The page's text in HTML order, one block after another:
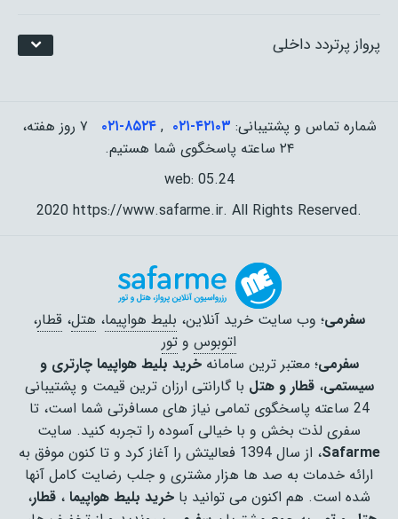
پرواز پرتردد داخلی
شماره تماس و پشتیبانی: ۰۲۱-۴٢١٠٣ ,۰۲۱-۸۵۲۴
۷ روز هفته،
۲۴ ساعته پاسخگوی شما هستیم.
web: 05.24
2020 https://www.safarme.ir. All Rights Reserved.
سفرمی؛ وب سایت خرید آنلاین، بلیط هواپیما، هتل، قطار،
اتوبوس و تور
سفرمی؛ معتبر ترین سامانهخرید بلیط هواپیما چارتری و
سیستمی،قطار و هتل با گارانتی ارزان ترین قیمت و پشتیبانی
24 ساعته پاسخگوی تمامی نیاز های مسافرتی شما است، تا
سفری لذت بخش و با خیالی آسوده را تجربه کنید. سایت
Safarme
، از سال 1394 فعالیتش را آغاز کرد و تا کنون موفق به
ارائه خدمات به صد ها هزار مشتری و جلب رضایت کامل آنها
شده است. هم اکنون می توانید با خرید بلیط هواپیما ، قطار،